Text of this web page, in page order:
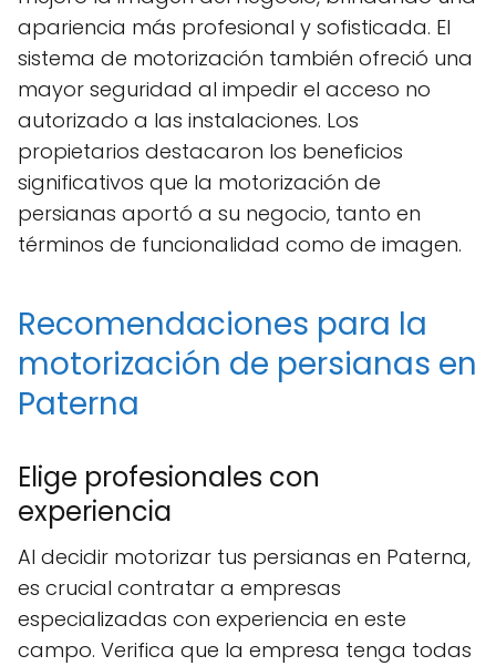
apariencia más profesional y sofisticada. El
sistema de motorización también ofreció una
mayor seguridad al impedir el acceso no
autorizado a las instalaciones. Los
propietarios destacaron los beneficios
significativos que la motorización de
persianas aportó a su negocio, tanto en
términos de funcionalidad como de imagen.
Recomendaciones para la
motorización de persianas en
Paterna
Elige profesionales con
experiencia
Al decidir motorizar tus persianas en Paterna,
es crucial contratar a empresas
especializadas con experiencia en este
campo. Verifica que la empresa tenga todas